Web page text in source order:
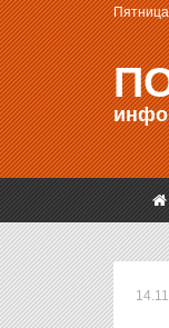
Пятница